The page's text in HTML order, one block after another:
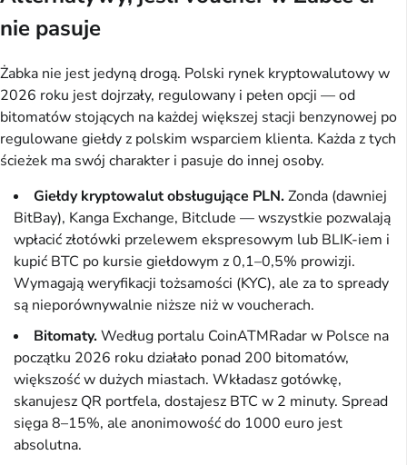
nie pasuje
Żabka nie jest jedyną drogą. Polski rynek kryptowalutowy w
2026 roku jest dojrzały, regulowany i pełen opcji — od
bitomatów stojących na każdej większej stacji benzynowej po
regulowane giełdy z polskim wsparciem klienta. Każda z tych
ścieżek ma swój charakter i pasuje do innej osoby.
Giełdy kryptowalut obsługujące PLN.Zonda (dawniej
BitBay), Kanga Exchange, Bitclude — wszystkie pozwalają
wpłacić złotówki przelewem ekspresowym lub BLIK-iem i
kupić BTC po kursie giełdowym z 0,1–0,5% prowizji.
Wymagają weryfikacji tożsamości (KYC), ale za to spready
są nieporównywalnie niższe niż w voucherach.
Bitomaty.Według portalu CoinATMRadar w Polsce na
początku 2026 roku działało ponad 200 bitomatów,
większość w dużych miastach. Wkładasz gotówkę,
skanujesz QR portfela, dostajesz BTC w 2 minuty. Spread
sięga 8–15%, ale anonimowość do 1000 euro jest
absolutna.